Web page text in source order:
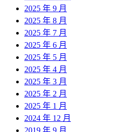
2025 年 9 月
2025 年 8 月
2025 年 7 月
2025 年 6 月
2025 年 5 月
2025 年 4 月
2025 年 3 月
2025 年 2 月
2025 年 1 月
2024 年 12 月